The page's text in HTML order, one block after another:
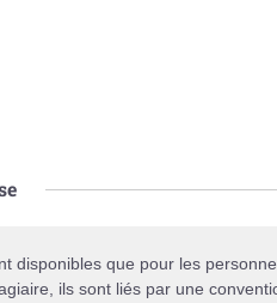
disponibles que pour les
ils sont liés par une